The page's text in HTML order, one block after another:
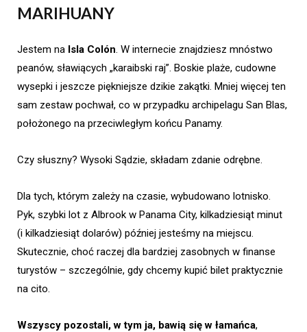
MARIHUANY
Jestem na Isla Colón. W internecie znajdziesz mnóstwo
peanów, sławiących „karaibski raj”. Boskie plaże, cudowne
wysepki i jeszcze piękniejsze dzikie zakątki. Mniej więcej ten
sam zestaw pochwał, co w przypadku archipelagu San Blas,
położonego na przeciwległym końcu Panamy.
Czy słuszny? Wysoki Sądzie, składam zdanie odrębne.
Dla tych, którym zależy na czasie, wybudowano lotnisko.
Pyk, szybki lot z Albrook w Panama City, kilkadziesiąt minut
(i kilkadziesiąt dolarów) później jesteśmy na miejscu.
Skutecznie, choć raczej dla bardziej zasobnych w finanse
turystów – szczególnie, gdy chcemy kupić bilet praktycznie
na cito.
Wszyscy pozostali, w tym ja, bawią się w łamańca,